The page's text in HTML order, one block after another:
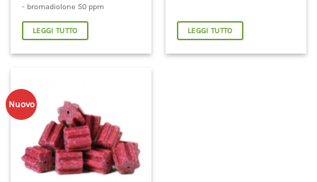
- bromadiolone 50 ppm
LEGGI TUTTO LEGGI TUTTO
Nuovo